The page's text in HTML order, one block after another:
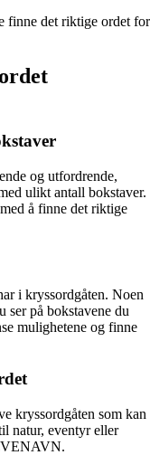
finne det riktige ordet for
og utfordrende,
ulikt antall bokstaver.
å finne det riktige
i kryssordgåten. Noen
ser på bokstavene du
mulighetene og finne
kryssordgåten som kan
natur, eventyr eller